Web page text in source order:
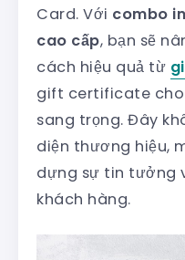
Card. Với combo
cao cấp, bạn sẽ
cách hiệu quả từ
gift certificate cho
sang trọng. Đây
diện thương hiệu,
dựng sự tin tưởng
khách hàng.